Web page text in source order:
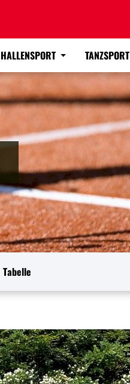
HALLENSPORT TANZSPORT
Tabelle